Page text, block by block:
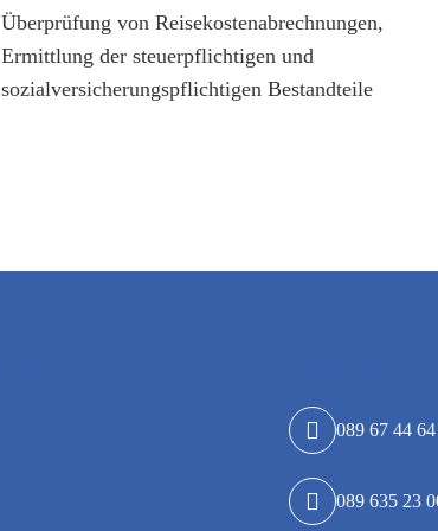
Überprüfung von Reisekostenabrechnungen,
Ermittlung der steuerpflichtigen und
sozialversicherungspflichtigen Bestandteile
089 67 44 64
089 635 23